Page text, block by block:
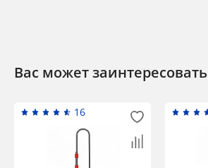
Вас может заинтересовать
16